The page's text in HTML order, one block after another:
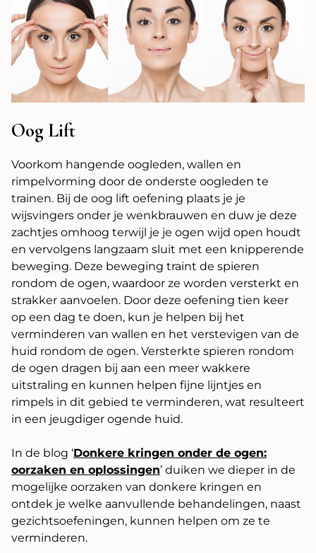
Oog Lift
Voorkom hangende oogleden, wallen en
rimpelvorming door de onderste oogleden te
trainen. Bij de oog lift oefening plaats je je
wijsvingers onder je wenkbrauwen en duw je deze
zachtjes omhoog terwijl je je ogen wijd open houdt
en vervolgens langzaam sluit met een knipperende
beweging. Deze beweging traint de spieren
rondom de ogen, waardoor ze worden versterkt en
strakker aanvoelen. Door deze oefening tien keer
op een dag te doen, kun je helpen bij het
verminderen van wallen en het verstevigen van de
huid rondom de ogen. Versterkte spieren rondom
de ogen dragen bij aan een meer wakkere
uitstraling en kunnen helpen fijne lijntjes en
rimpels in dit gebied te verminderen, wat resulteert
in een jeugdiger ogende huid.
In de blog ‘Donkere kringen onder de ogen:
oorzaken en oplossingen’ duiken we dieper in de
mogelijke oorzaken van donkere kringen en
ontdek je welke aanvullende behandelingen, naast
gezichtsoefeningen, kunnen helpen om ze te
verminderen.